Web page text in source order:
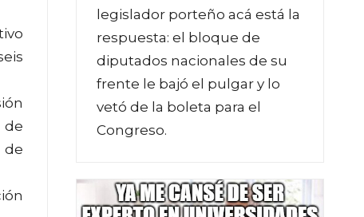
de
de
legislador porteño acá está la
respuesta: el bloque de
diputados nacionales de su
frente le bajó el pulgar y lo
vetó de la boleta para el
Congreso.